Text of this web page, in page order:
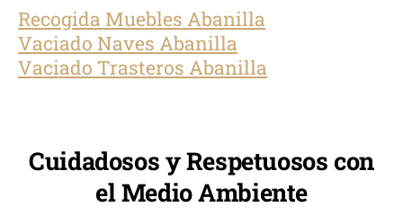
Recogida Muebles Abanilla
Vaciado Naves Abanilla
Vaciado Trasteros Abanilla
Cuidadosos y Respetuosos con
el Medio Ambiente